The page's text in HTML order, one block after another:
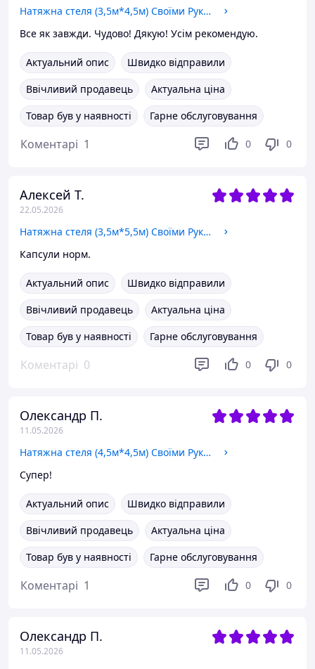
Натяжна стеля (3,5м*4,5м) Своїми Руками БІЛА МАТОВА. Натяжна стеля Зроби Сам комплект №47
Все як завжди. Чудово! Дякую! Усім рекомендую.
Актуальний опис
Швидко відправили
Ввічливий продавець
Актуальна ціна
Товар був у наявності
Гарне обслуговування
Коментарі 1 0 0
Алексей Т.
22.05.2026
Натяжна стеля (3,5м*5,5м) Своїми Руками БІЛА МАТОВА. Натяжна стеля Зроби Сам комплект №49
Капсули норм.
Актуальний опис
Швидко відправили
Ввічливий продавець
Актуальна ціна
Товар був у наявності
Гарне обслуговування
Коментарі 0 0 0
Олександр П.
11.05.2026
Натяжна стеля (4,5м*4,5м) Своїми Руками БІЛА МАТОВА. Натяжна стеля Зроби Сам комплект №56
Супер!
Актуальний опис
Швидко відправили
Ввічливий продавець
Актуальна ціна
Товар був у наявності
Гарне обслуговування
Коментарі 1 0 0
Олександр П.
11.05.2026